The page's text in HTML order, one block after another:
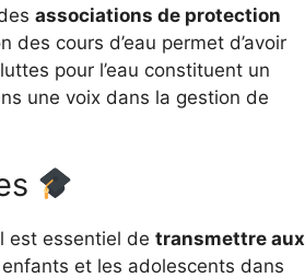
associations de protection
cours d’eau permet d’avoir
pour l’eau constituent un
une voix dans la gestion de
est essentiel de transmettre aux
et les adolescents dans